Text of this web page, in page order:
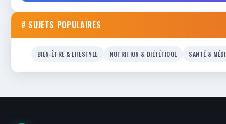
# SUJETS POPULAIRES
BIEN-ÊTRE & LIFESTYLE NUTRITION & DIÉTÉTIQUE SANTÉ &